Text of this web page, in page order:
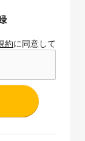
約に同意して